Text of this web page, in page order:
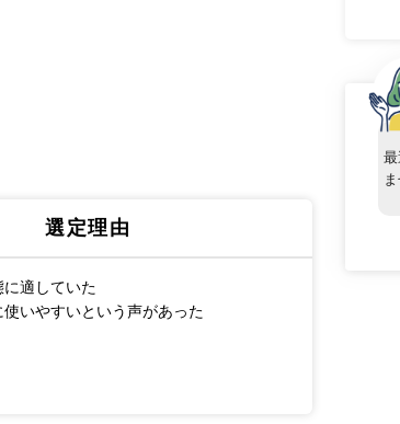
選定理由
適していた
いやすいという声があった